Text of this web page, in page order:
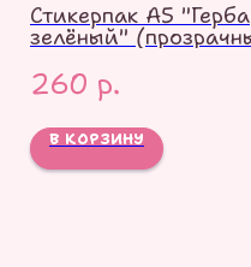
Стикерпак А5
зелёный"
260 р.
В КОРЗИНУ